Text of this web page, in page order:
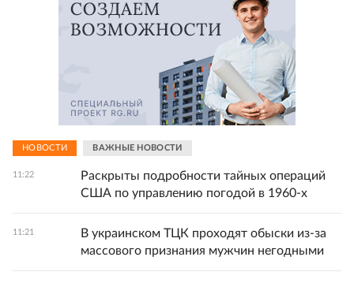
НОВОСТИ ВАЖНЫЕ НОВОСТИ
11:22
Раскрыты подробности тайных операций
США по управлению погодой в 1960-х
11:21
В украинском ТЦК проходят обыски из-за
массового признания мужчин негодными